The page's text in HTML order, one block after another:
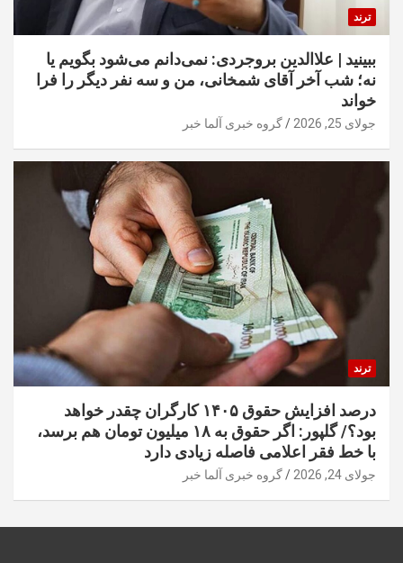
ترند
ببینید | علاالدین بروجردی: نمی‌دانم می‌شود بگویم یا
نه؛ شب آخر آقای شمخانی، من و سه نفر دیگر را فرا
خواند
جولای 25, 2026 گروه خبری آلما خبر
ترند
درصد افزایش حقوق ۱۴۰۵ کارگران چقدر خواهد
بود؟/ گلپور: اگر حقوق به ۱۸ میلیون تومان هم برسد،
با خط فقر اعلامی فاصله زیادی دارد
جولای 24, 2026 گروه خبری آلما خبر